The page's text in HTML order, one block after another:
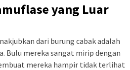
yang Luar
dari burung cabak adalah
Bulu mereka sangat mirip dengan
mereka hampir tidak terlihat